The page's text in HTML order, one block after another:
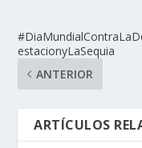
estacionyLaSequia
ANTERIOR
ARTÍCULOS